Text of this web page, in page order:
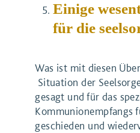
Einige
für die
Was ist mit diesen
Situation der
gesagt und für das
Kommunionempfangs
geschieden und